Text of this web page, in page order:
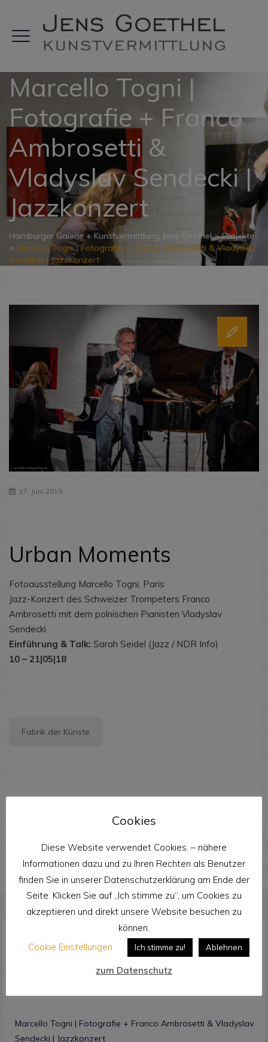
Marcello Togni |
Fotografie + Franco
Ambrosetti &
Vladyslav Sendecki |
Jazzkonzert
Hamburger Galerie + Kunstvermittlung Jens Goethel>Projekte
> Marcello Togni | Fotografie + Franco Ambrosetti & Vladyslav
Sendecki | Jazzkonzert
17. Juni 2019
Urban Moments
Fotoausstellung Marcello Togni, Paris
Jazz-Konzert des Schweizer Trompeters Franco
Ambrosetti mit dem polnischen Pianisten Vladyslav
Sendecki
Einführung & Talk: Sarah Seidel (Jazz / NDR Info)
10 – 21|05|18
Fabrik der Künste
Projekte
Marcello Togni | Fotografie + Franco Ambrosetti & Vladyslav
Sendecki | Jazzkonzert
Cookies
Diese Website verwendet Cookies. – nähere
Informationen dazu und zu Ihren Rechten als Benutzer
finden Sie in unserer Datenschutzerklärung am Ende der
Seite. Klicken Sie auf „Ich stimme zu“, um Cookies zu
akzeptieren und direkt unsere Website besuchen zu
können.
Cookie Einstellungen
Ich stimme zu! Ablehnen
zum Datenschutz